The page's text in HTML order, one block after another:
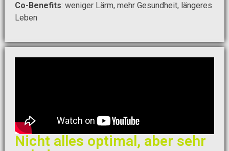
Co-Benefits: weniger Lärm, mehr Gesundheit, längeres
Leben
Nicht alles optimal, aber sehr